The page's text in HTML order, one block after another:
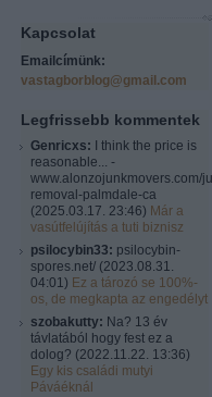
Kapcsolat
Emailcímünk:
vastagborblog@gmail.com
Legfrissebb kommentek
Genricxs: I think the price is
reasonable... -
www.alonzojunkmovers.com/
removal-palmdale-ca
(2025.03.17. 23:46) Már a
vasútfelújítás a tuti biznisz
psilocybin33: psilocybin-
spores.net/ (2023.08.31.
04:01) Ez a tározó se 100%-
os, de megkapta az engedélyt
szobakutty: Na? 13 év
távlatából hogy fest ez a
dolog? (2022.11.22. 13:36)
Egy kis családi mutyi
Páváéknál